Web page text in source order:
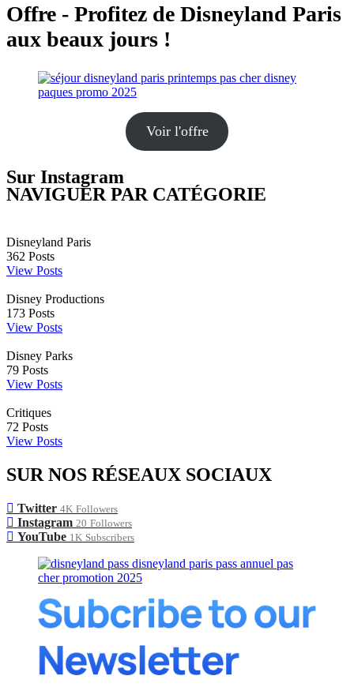
Offre - Profitez de Disneyland Paris
aux beaux jours !
Voir l'offre
Sur Instagram
NAVIGUER PAR CATÉGORIE
Disneyland Paris
362 Posts
View Posts
Disney Productions
173 Posts
View Posts
Disney Parks
79 Posts
View Posts
Critiques
72 Posts
View Posts
SUR NOS RÉSEAUX SOCIAUX
Twitter 4K Followers
Instagram 20 Followers
YouTube 1K Subscribers